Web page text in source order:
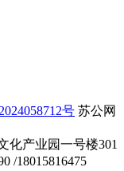
号 苏公网
化产业园一号楼301
/18015816475